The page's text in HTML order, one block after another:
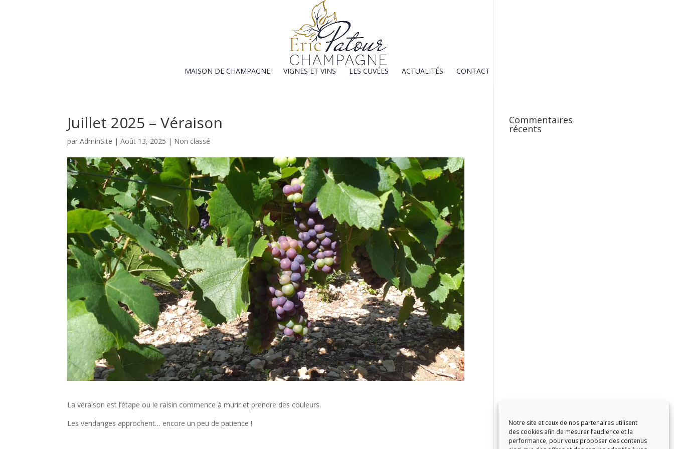
Notre site et ceux de nos partenaires utilisent
des cookies afin de mesurer l’audience et la
performance, pour vous proposer des contenus
MAISON DE CHAMPAGNE VIGNES ET VINS LES CUVÉES ACTUALITÉS CONTACT
Juillet 2025 – Véraison
parAdminSite |Août 13, 2025 | Non classé
La véraison est l’étape ou le raisin commence à murir et prendre des couleurs.
Les vendanges approchent… encore un peu de patience !
Commentaires
récents